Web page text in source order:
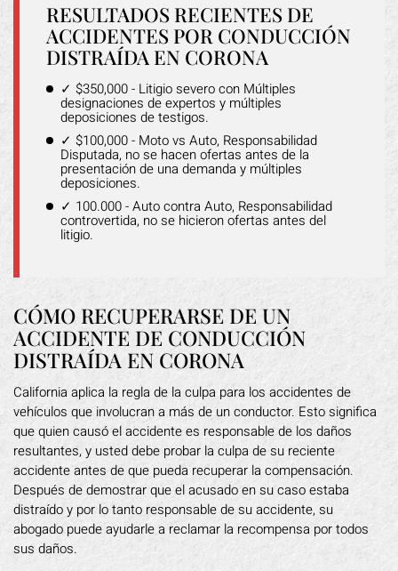
RESULTADOS RECIENTES DE
ACCIDENTES POR CONDUCCIÓN
DISTRAÍDA EN CORONA
✓ $350,000 - Litigio severo con Múltiples
designaciones de expertos y múltiples
deposiciones de testigos.
✓ $100,000 - Moto vs Auto, Responsabilidad
Disputada, no se hacen ofertas antes de la
presentación de una demanda y múltiples
deposiciones.
✓ 100.000 - Auto contra Auto, Responsabilidad
controvertida, no se hicieron ofertas antes del
litigio.
CÓMO RECUPERARSE DE UN
ACCIDENTE DE CONDUCCIÓN
DISTRAÍDA EN CORONA
California aplica la regla de la culpa para los accidentes de
vehículos que involucran a más de un conductor. Esto significa
que quien causó el accidente es responsable de los daños
resultantes, y usted debe probar la culpa de su reciente
accidente antes de que pueda recuperar la compensación.
Después de demostrar que el acusado en su caso estaba
distraído y por lo tanto responsable de su accidente, su
abogado puede ayudarle a reclamar la recompensa por todos
sus daños.